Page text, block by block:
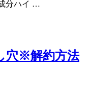
分ハイ …
穴※解約方法